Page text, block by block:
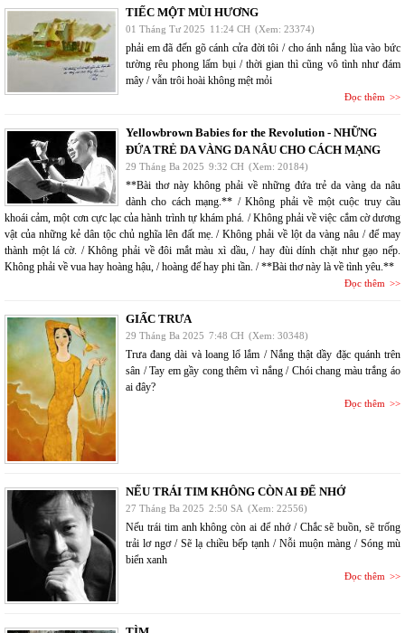
TIẾC MỘT MÙI HƯƠNG
01 Tháng Tư 2025 11:24 CH (Xem: 23374)
phải em đã đến gõ cánh cửa đời tôi / cho ánh nắng lùa vào bức
tường rêu phong lấm bụi / thời gian thì cũng vô tình như đám
mây / vẫn trôi hoài không mệt mỏi
Đọc thêm
Yellowbrown Babies for the Revolution - NHỮNG
ĐỨA TRẺ DA VÀNG DA NÂU CHO CÁCH MẠNG
29 Tháng Ba 2025 9:32 CH (Xem: 20184)
**Bài thơ này không phải về những đứa trẻ da vàng da nâu
dành cho cách mạng.** / Không phải về một cuộc truy cầu
khoái cảm, một cơn cực lạc của hành trình tự khám phá. / Không phải về việc cắm cờ dương
vật của những kẻ dân tộc chủ nghĩa lên đất mẹ. / Không phải về lột da vàng nâu / để may
thành một lá cờ. / Không phải về đôi mắt màu xì dầu, / hay đùi dính chặt như gạo nếp.
Không phải về vua hay hoàng hậu, / hoàng đế hay phi tần. / **Bài thơ này là về tình yêu.**
Đọc thêm
GIẤC TRƯA
29 Tháng Ba 2025 7:48 CH (Xem: 30348)
Trưa đang dài và loang lổ lắm / Nắng thật dầy đặc quánh trên
sân / Tay em gầy cong thêm vì nắng / Chói chang màu trắng áo
ai đây?
Đọc thêm
NẾU TRÁI TIM KHÔNG CÒN AI ĐỂ NHỚ
27 Tháng Ba 2025 2:50 SA (Xem: 22556)
Nếu trái tim anh không còn ai để nhớ / Chắc sẽ buồn, sẽ trống
trải lơ ngơ / Sẽ lạ chiều bếp tạnh / Nỗi muộn màng / Sóng mù
biển xanh
Đọc thêm